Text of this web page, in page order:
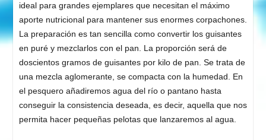
ideal para grandes ejemplares que necesitan el máximo
aporte nutricional para mantener sus enormes corpachones.
La preparación es tan sencilla como convertir los guisantes
en puré y mezclarlos con el pan. La proporción será de
doscientos gramos de guisantes por kilo de pan. Se trata de
una mezcla aglomerante, se compacta con la humedad. En
el pesquero añadiremos agua del río o pantano hasta
conseguir la consistencia deseada, es decir, aquella que nos
permita hacer pequeñas pelotas que lanzaremos al agua.